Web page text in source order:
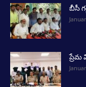
బీసీ
ప్రేమ